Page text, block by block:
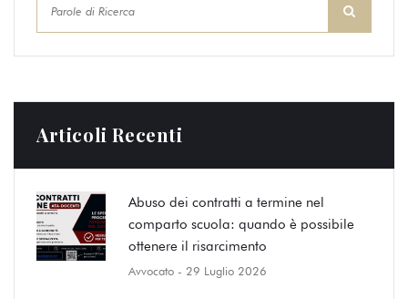
Articoli Recenti
Abuso dei contratti a termine nel
comparto scuola: quando è possibile
ottenere il risarcimento
Avvocato - 29 Luglio 2026